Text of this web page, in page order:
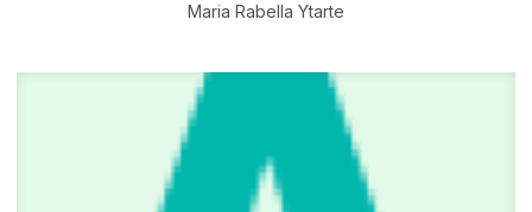
Maria Rabella Ytarte